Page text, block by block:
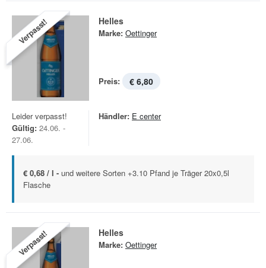
Verpasst! Helles
Marke: Oettinger
Preis: € 6,80
Leider verpasst!
Gültig: 24.06. -
27.06.
Händler: E center
€ 0,68 / l - und weitere Sorten +3.10 Pfand je Träger 20x0,5l
Flasche
Verpasst! Helles
Marke: Oettinger